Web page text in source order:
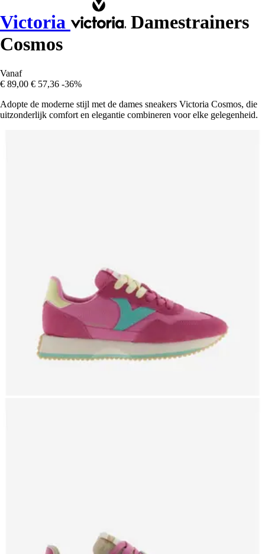
Victoria
Damestrainers
Cosmos
Vanaf
€ 89,00 € 57,36 -36%
Adopte de moderne stijl met de dames sneakers Victoria Cosmos, die
uitzonderlijk comfort en elegantie combineren voor elke gelegenheid.